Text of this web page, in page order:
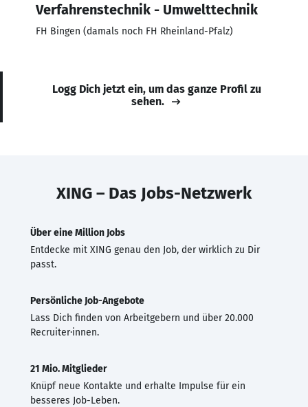
Verfahrenstechnik - Umwelttechnik
FH Bingen (damals noch FH Rheinland-Pfalz)
Logg Dich jetzt ein, um das ganze Profil zu
sehen.
XING – Das Jobs-Netzwerk
Über eine Million Jobs
Entdecke mit XING genau den Job, der wirklich zu Dir
passt.
Persönliche Job-Angebote
Lass Dich finden von Arbeitgebern und über 20.000
Recruiter·innen.
21 Mio. Mitglieder
Knüpf neue Kontakte und erhalte Impulse für ein
besseres Job-Leben.